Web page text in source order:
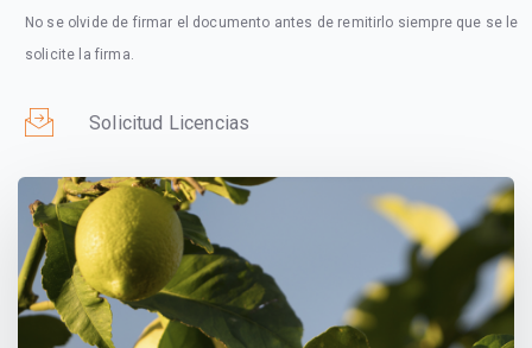
No se olvide de firmar el documento antes de remitirlo siempre que se le
solicite la firma.
Solicitud Licencias